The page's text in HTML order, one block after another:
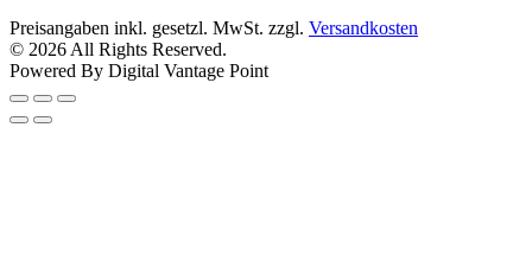
Preisangaben inkl. gesetzl. MwSt. zzgl. Versandkosten
© 2026 All Rights Reserved.
Powered By Digital Vantage Point